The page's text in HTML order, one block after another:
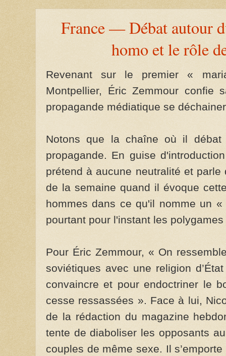
France — Débat autour
homo et le rôle
Revenant sur le premier «
Montpellier, Éric Zemmour
propagande médiatique se
Notons que la chaîne où il
propagande. En guise
prétend à aucune neutralité et
de la semaine quand il évoque
hommes dans ce qu'il nomme un
pourtant pour l'instant les
Pour Éric Zemmour, « On
soviétiques avec une religion
convaincre et pour endoctriner le
cesse ressassées ». Face à lui,
de la rédaction du magazine
tente de diaboliser les opposants
couples de même sexe. Il